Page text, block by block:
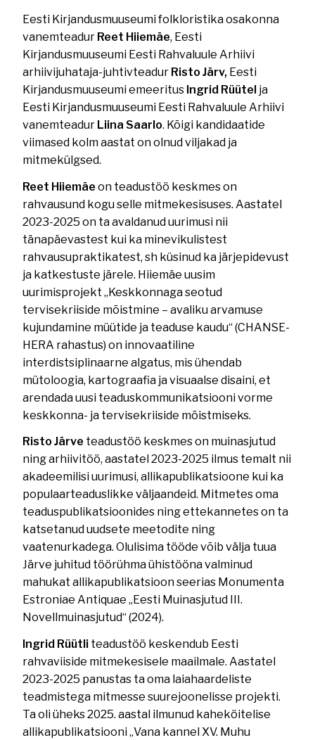
Eesti Kirjandusmuuseumi folkloristika osakonna
vanemteadur Reet Hiiemäe, Eesti
Kirjandusmuuseumi Eesti Rahvaluule Arhiivi
arhiivijuhataja-juhtivteadur Risto Järv, Eesti
Kirjandusmuuseumi emeeritus Ingrid Rüütel ja
Eesti Kirjandusmuuseumi Eesti Rahvaluule Arhiivi
vanemteadur Liina Saarlo. Kõigi kandidaatide
viimased kolm aastat on olnud viljakad ja
mitmekülgsed.
Reet Hiiemäe on teadustöö keskmes on
rahvausund kogu selle mitmekesisuses. Aastatel
2023-2025 on ta avaldanud uurimusi nii
tänapäevastest kui ka minevikulistest
rahvausupraktikatest, sh küsinud ka järjepidevust
ja katkestuste järele. Hiiemäe uusim
uurimisprojekt „Keskkonnaga seotud
tervisekriiside mõistmine – avaliku arvamuse
kujundamine müütide ja teaduse kaudu“ (CHANSE-
HERA rahastus) on innovaatiline
interdistsiplinaarne algatus, mis ühendab
mütoloogia, kartograafia ja visuaalse disaini, et
arendada uusi teaduskommunikatsiooni vorme
keskkonna- ja tervisekriiside mõistmiseks.
Risto Järve teadustöö keskmes on muinasjutud
ning arhiivitöö, aastatel 2023-2025 ilmus temalt nii
akadeemilisi uurimusi, allikapublikatsioone kui ka
populaarteaduslikke väljaandeid. Mitmetes oma
teaduspublikatsioonides ning ettekannetes on ta
katsetanud uudsete meetodite ning
vaatenurkadega. Olulisima tööde võib välja tuua
Järve juhitud töörühma ühistööna valminud
mahukat allikapublikatsioon seerias Monumenta
Estroniae Antiquae „Eesti Muinasjutud III.
Novellmuinasjutud“ (2024).
Ingrid Rüütli teadustöö keskendub Eesti
rahvaviiside mitmekesisele maailmale. Aastatel
2023-2025 panustas ta oma laiahaardeliste
teadmistega mitmesse suurejoonelisse projekti.
Ta oli üheks 2025. aastal ilmunud kaheköitelise
allikapublikatsiooni „Vana kannel XV. Muhu